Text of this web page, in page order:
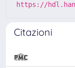
https://
Citazioni